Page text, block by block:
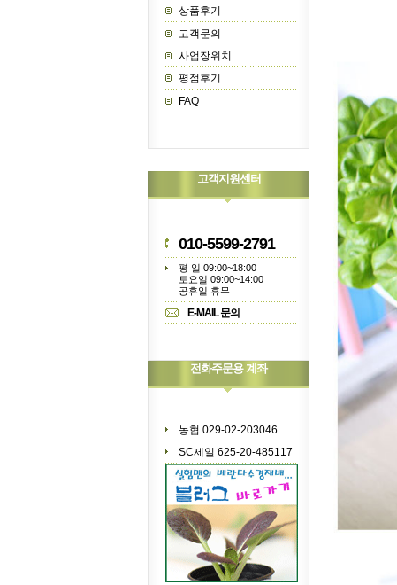
상품후기
고객문의
사업장위치
평점후기
FAQ
고객지원센터
010-5599-2791
평 일 09:00~18:00
토요일 09:00~14:00
공휴일 휴무
E-MAIL 문의
전화주문용 계좌
농협 029-02-203046
SC제일 625-20-485117